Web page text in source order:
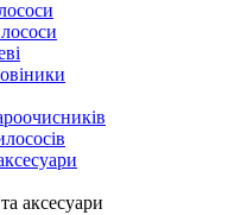
аксесуари